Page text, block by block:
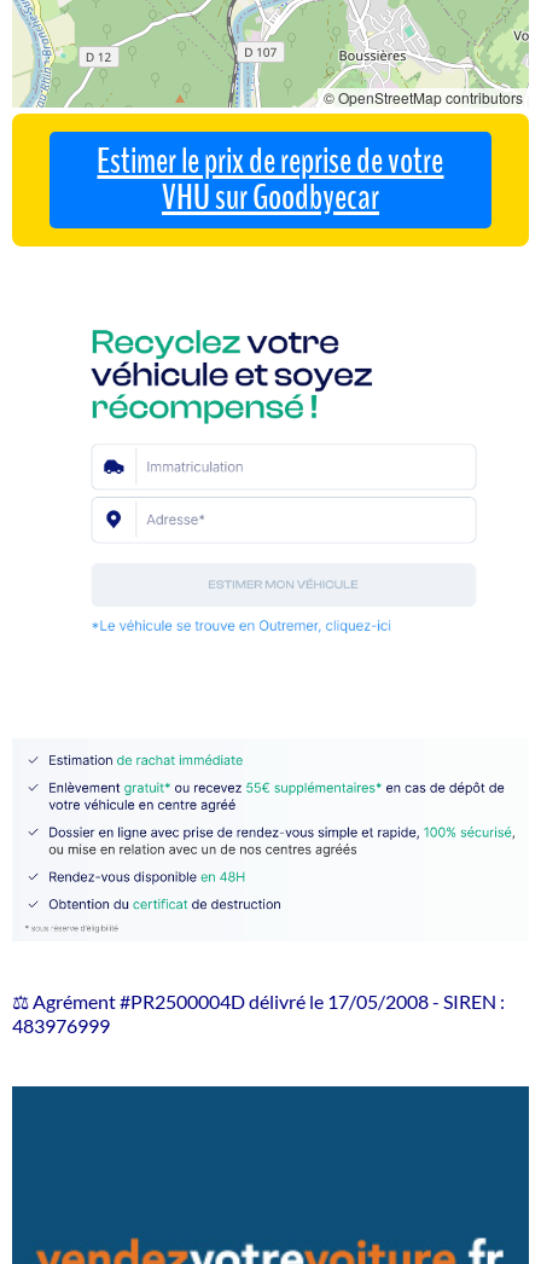
© OpenStreetMap contributors
Estimer le prix de reprise de votre
VHU sur Goodbyecar
⚖️ Agrément #PR2500004D délivré le 17/05/2008 - SIREN :
483976999